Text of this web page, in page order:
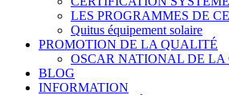
LES PROGRAMMES DE
Quitus équipement solaire
PROMOTION DE LA QUALITÉ
OSCAR NATIONAL DE
BLOG
INFORMATION